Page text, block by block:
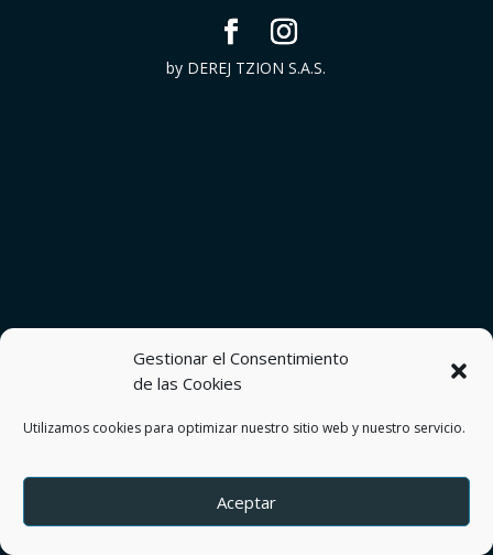
Gestionar el Consentimiento
de las Cookies
Utilizamos cookies para optimizar nuestro sitio web y nuestro servicio.
Aceptar
by DEREJ TZION S.A.S.